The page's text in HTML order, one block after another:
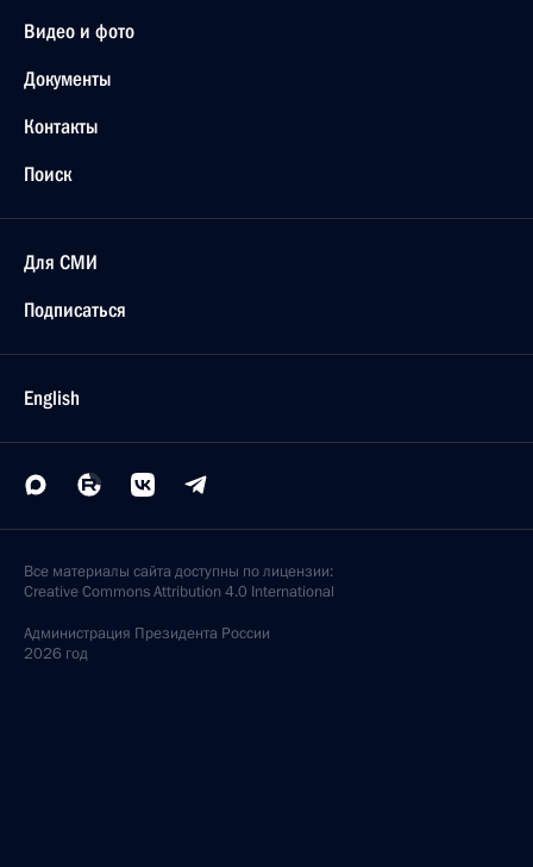
Видео и фото
Документы
Контакты
Поиск
Для СМИ
Подписаться
English
Все материалы сайта доступны по лицензии:
Creative Commons Attribution 4.0 International
Администрация Президента России
2026 год